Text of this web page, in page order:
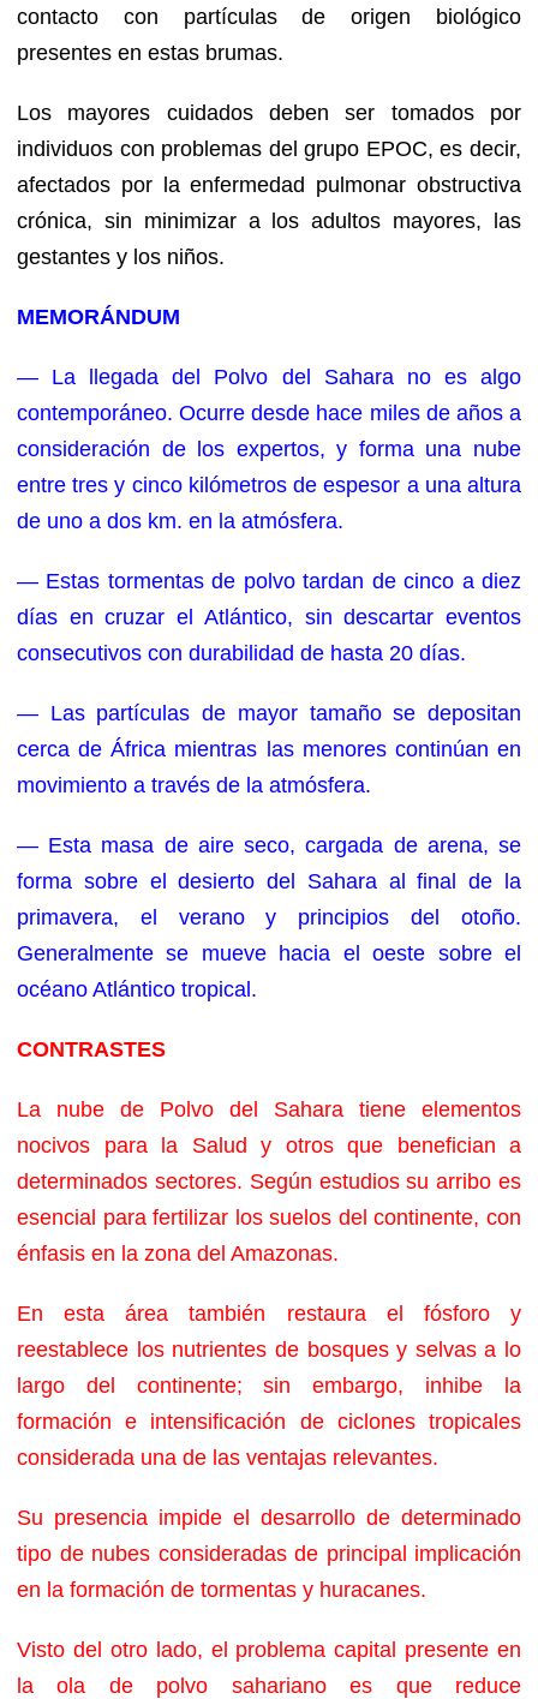
contacto con partículas de origen biológico
presentes en estas brumas.
Los mayores cuidados deben ser tomados por
individuos con problemas del grupo EPOC, es decir,
afectados por la enfermedad pulmonar obstructiva
crónica, sin minimizar a los adultos mayores, las
gestantes y los niños.
MEMORÁNDUM
— La llegada del Polvo del Sahara no es algo
contemporáneo. Ocurre desde hace miles de años a
consideración de los expertos, y forma una nube
entre tres y cinco kilómetros de espesor a una altura
de uno a dos km. en la atmósfera.
— Estas tormentas de polvo tardan de cinco a diez
días en cruzar el Atlántico, sin descartar eventos
consecutivos con durabilidad de hasta 20 días.
— Las partículas de mayor tamaño se depositan
cerca de África mientras las menores continúan en
movimiento a través de la atmósfera.
— Esta masa de aire seco, cargada de arena, se
forma sobre el desierto del Sahara al final de la
primavera, el verano y principios del otoño.
Generalmente se mueve hacia el oeste sobre el
océano Atlántico tropical.
CONTRASTES
La nube de Polvo del Sahara tiene elementos
nocivos para la Salud y otros que benefician a
determinados sectores. Según estudios su arribo es
esencial para fertilizar los suelos del continente, con
énfasis en la zona del Amazonas.
En esta área también restaura el fósforo y
reestablece los nutrientes de bosques y selvas a lo
largo del continente; sin embargo, inhibe la
formación e intensificación de ciclones tropicales
considerada una de las ventajas relevantes.
Su presencia impide el desarrollo de determinado
tipo de nubes consideradas de principal implicación
en la formación de tormentas y huracanes.
Visto del otro lado, el problema capital presente en
la ola de polvo sahariano es que reduce